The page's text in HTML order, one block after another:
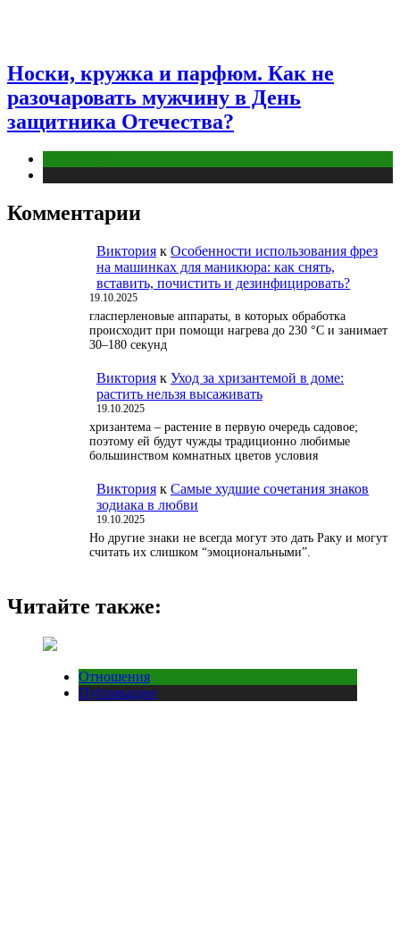
Носки, кружка и парфюм. Как не
разочаровать мужчину в День
защитника Отечества?
Комментарии
Виктория к Особенности использования фрез
на машинках для маникюра: как снять,
вставить, почистить и дезинфицировать?
19.10.2025
гласперленовые аппараты, в которых обработка
происходит при помощи нагрева до 230 °С и занимает
30–180 секунд
Виктория к Уход за хризантемой в доме:
растить нельзя высаживать
19.10.2025
хризантема – растение в первую очередь садовое;
поэтому ей будут чужды традиционно любимые
большинством комнатных цветов условия
Виктория к Самые худшие сочетания знаков
зодиака в любви
19.10.2025
Но другие знаки не всегда могут это дать Раку и могут
считать их слишком “эмоциональными”.
Читайте также:
Отношения
Публикации